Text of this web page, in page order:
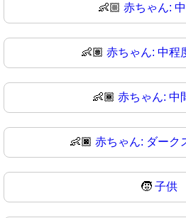
👶🏼 赤ちゃん:
👶🏽 赤ちゃん: 中程
👶🏾 赤ちゃん: 中
👶🏿 赤ちゃん: ダーク
🧒 子供